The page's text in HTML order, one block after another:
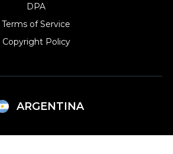
DPA
Terms of Service
Copyright Policy‎
ARGENTINA